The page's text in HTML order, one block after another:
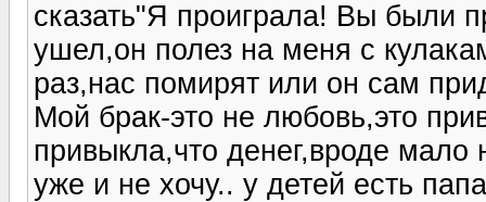
сказать"Я проиграла! Вы были
ушел,он полез на меня с
раз,нас помирят или он сам
Мой брак-это не любовь,это
привыкла,что денег,вроде мало
уже и не хочу.. у детей есть